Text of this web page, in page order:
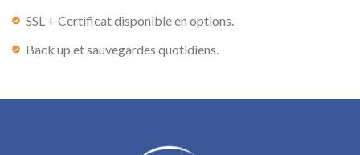
SSL + Certificat disponible en options.
Back up et sauvegardes quotidiens.